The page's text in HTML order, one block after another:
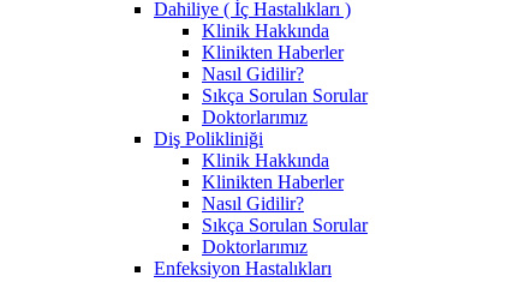
Dahiliye ( İç Hastalıkları )
Klinik Hakkında
Klinikten Haberler
Nasıl Gidilir?
Sıkça Sorulan Sorular
Doktorlarımız
Diş Polikliniği
Klinik Hakkında
Klinikten Haberler
Nasıl Gidilir?
Sıkça Sorulan Sorular
Doktorlarımız
Enfeksiyon Hastalıkları